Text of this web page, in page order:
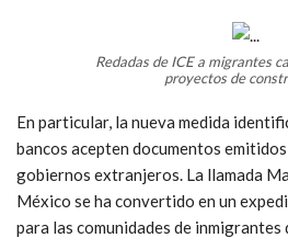
Redadas de ICE a migrantes
proyectos de
En particular, la nueva medida
bancos acepten documentos
gobiernos extranjeros. La llamada
México se ha convertido en un
para las comunidades de inmigrantes